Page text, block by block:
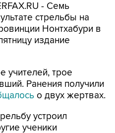
- Семь
стрельбы на
Нонтхабури в
издание
учителей, трое
Ранения получили
о двух жертвах.
устроил
ученики